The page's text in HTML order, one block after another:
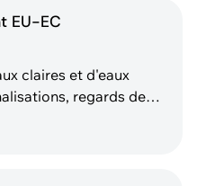
EU-EC
claires et d'eaux
regards de